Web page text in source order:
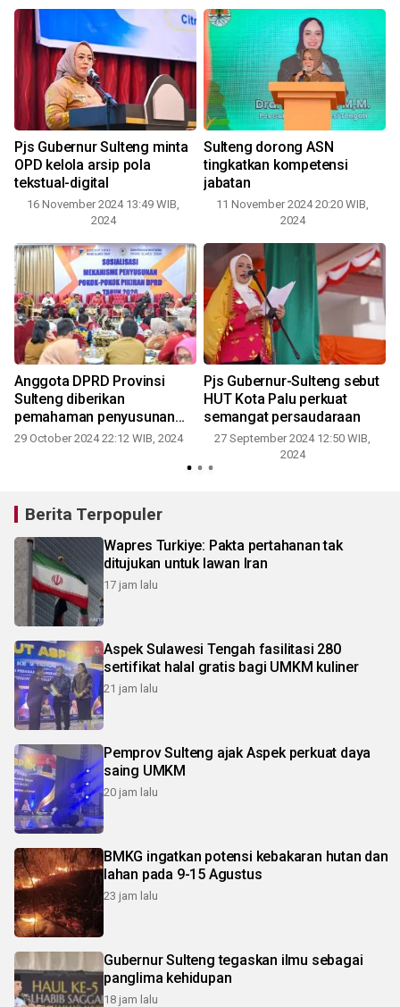
Pjs Gubernur Sulteng minta
OPD kelola arsip pola
tekstual-digital
16 November 2024 13:49 WIB,
2024
Sulteng dorong ASN
tingkatkan kompetensi
jabatan
11 November 2024 20:20 WIB,
2024
Anggota DPRD Provinsi
Sulteng diberikan
pemahaman penyusunan
pokok pikiran
29 October 2024 22:12 WIB, 2024
Pjs Gubernur-Sulteng sebut
HUT Kota Palu perkuat
semangat persaudaraan
27 September 2024 12:50 WIB,
2024
Berita Terpopuler
Wapres Turkiye: Pakta pertahanan tak
ditujukan untuk lawan Iran
17 jam lalu
Aspek Sulawesi Tengah fasilitasi 280
sertifikat halal gratis bagi UMKM kuliner
21 jam lalu
Pemprov Sulteng ajak Aspek perkuat daya
saing UMKM
20 jam lalu
BMKG ingatkan potensi kebakaran hutan dan
lahan pada 9-15 Agustus
23 jam lalu
Gubernur Sulteng tegaskan ilmu sebagai
panglima kehidupan
18 jam lalu